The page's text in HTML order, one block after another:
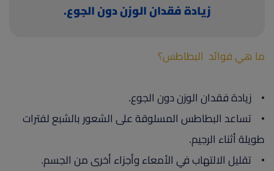
زيادة فقدان الوزن دون الجوع.
ما هي فوائد البطاطس؟
• زيادة فقدان الوزن دون الجوع.
• تساعد البطاطس المسلوقة على الشعور بالشبع لفترات
طويلة أثناء الرجيم.
• تقليل الالتهاب في الأمعاء وأجزاء أخرى من الجسم.